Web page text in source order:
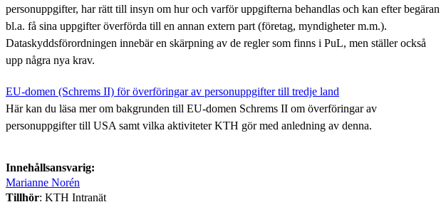
personuppgifter, har rätt till insyn om hur och varför uppgifterna behandlas och kan efter begäran
bl.a. få sina uppgifter överförda till en annan extern part (företag, myndigheter m.m.).
Dataskyddsförordningen innebär en skärpning av de regler som finns i PuL, men ställer också
upp några nya krav.
EU-domen (Schrems II) för överföringar av personuppgifter till tredje land
Här kan du läsa mer om bakgrunden till EU-domen Schrems II om överföringar av
personuppgifter till USA samt vilka aktiviteter KTH gör med anledning av denna.
Innehållsansvarig:
Marianne Norén
Tillhör: KTH Intranät